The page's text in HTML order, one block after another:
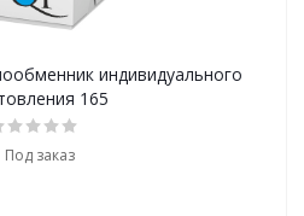
индивидуального
165
Под заказ